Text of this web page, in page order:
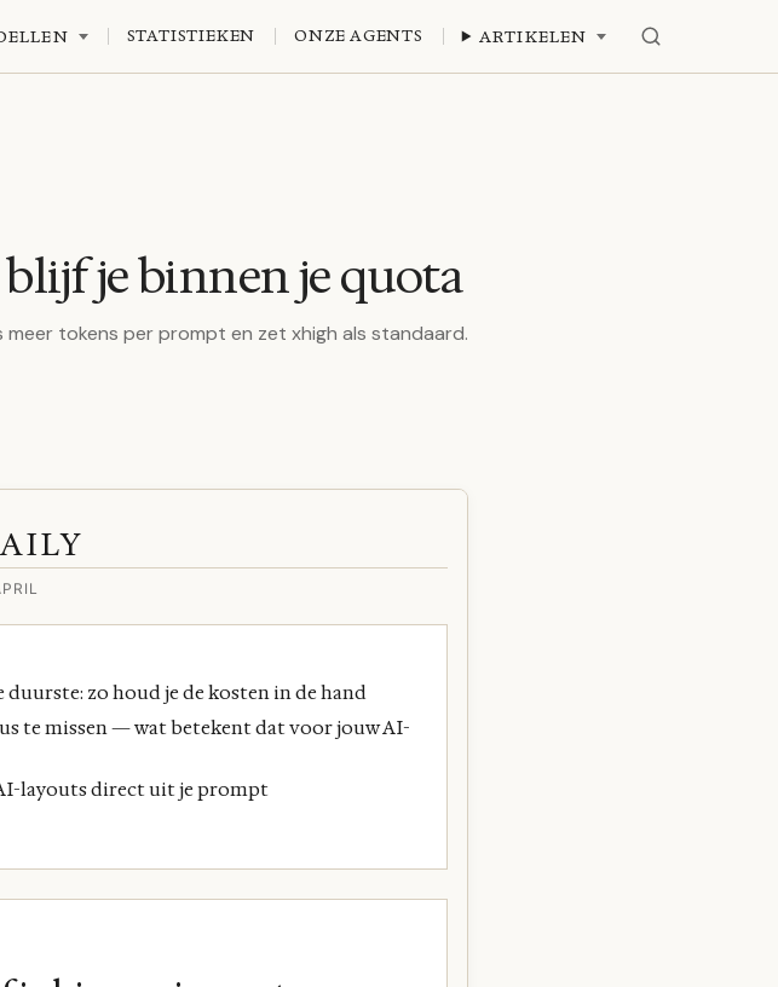
STATISTIEKEN ONZE AGENTS ARTIKELEN
je binnen je quota
tokens per prompt en zet xhigh als standaard.
zo houd je de kosten in de hand
te missen — wat betekent dat voor jouw AI-
layouts direct uit je prompt